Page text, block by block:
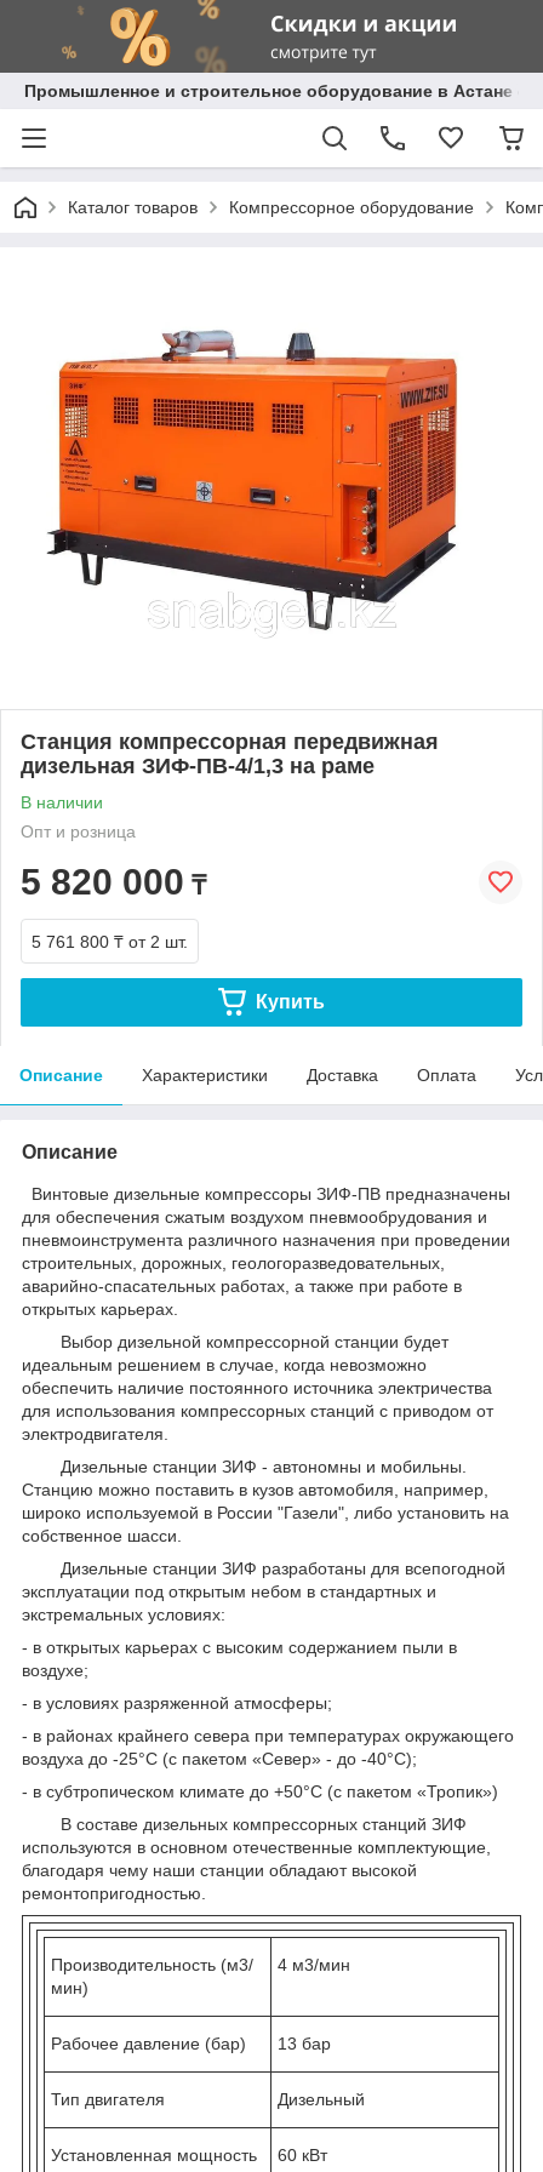
Промышленное и строительное оборудование в Астане с
Каталог товаров Компрессорное оборудование
Станция компрессорная передвижная
дизельная ЗИФ-ПВ-4/1,3 на раме
В наличии
Опт и розница
5 820 000 ₸
5 761 800 ₸ от 2 шт.
Купить
Описание Характеристики Доставка Оплата
Описание
Винтовые дизельные компрессоры ЗИФ-ПВ предназначены
для обеспечения сжатым воздухом пневмообрудования и
пневмоинструмента различного назначения при проведении
строительных, дорожных, геологоразведовательных,
аварийно-спасательных работах, а также при работе в
открытых карьерах.
Выбор дизельной компрессорной станции будет
идеальным решением в случае, когда невозможно
обеспечить наличие постоянного источника электричества
для использования компрессорных станций с приводом от
электродвигателя.
Дизельные станции ЗИФ - автономны и мобильны.
Станцию можно поставить в кузов автомобиля, например,
широко используемой в России "Газели", либо установить на
собственное шасси.
Дизельные станции ЗИФ разработаны для всепогодной
эксплуатации под открытым небом в стандартных и
экстремальных условиях:
- в открытых карьерах с высоким содержанием пыли в
воздухе;
- в условиях разряженной атмосферы;
- в районах крайнего севера при температурах окружающего
воздуха до -25°С (с пакетом «Север» - до -40°С);
- в субтропическом климате до +50°С (с пакетом «Тропик»)
В составе дизельных компрессорных станций ЗИФ
используются в основном отечественные комплектующие,
благодаря чему наши станции обладают высокой
ремонтопригодностью.
Производительность (м3/
мин)
4 м3/мин
Рабочее давление (бар) 13 бар
Тип двигателя Дизельный
Установленная мощность
60 кВт